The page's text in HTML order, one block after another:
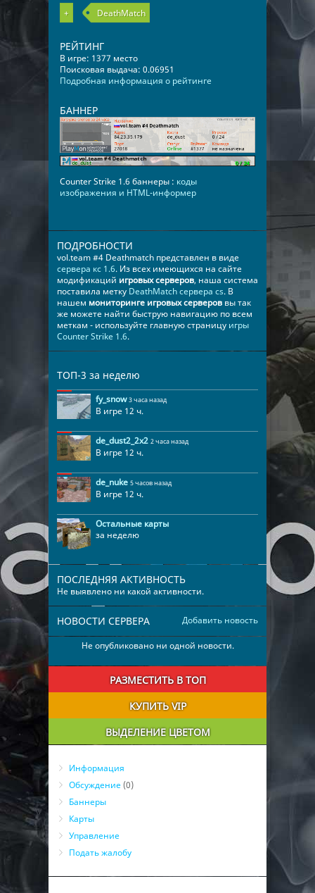
+ DeathMatch
РЕЙТИНГ
В игре: 1377 место
Поисковая выдача: 0.06951
Подробная информация о рейтинге
БАННЕР
Counter Strike 1.6 баннеры : коды
изображения и HTML-информер
ПОДРОБНОСТИ
vol.team #4 Deathmatch представлен в виде
сервера кс 1.6. Из всех имеющихся на сайте
модификаций игровых серверов, наша система
поставила метку DeathMatch сервера cs. В
нашем мониторинге игровых серверов вы так
же можете найти быструю навигацию по всем
меткам - используйте главную страницу игры
Counter Strike 1.6.
ТОП-3 за неделю
fy_snow 3 часа назад
В игре 12 ч.
de_dust2_2x2 2 часа назад
В игре 12 ч.
de_nuke 5 часов назад
В игре 12 ч.
Остальные карты
за неделю
ПОСЛЕДНЯЯ АКТИВНОСТЬ
Не выявлено ни какой активности.
Добавить новость
НОВОСТИ СЕРВЕРА
Не опубликовано ни одной новости.
РАЗМЕСТИТЬ В ТОП
КУПИТЬ VIP
ВЫДЕЛЕНИЕ ЦВЕТОМ
Информация
Обсуждение (0)
Баннеры
Карты
Управление
Подать жалобу